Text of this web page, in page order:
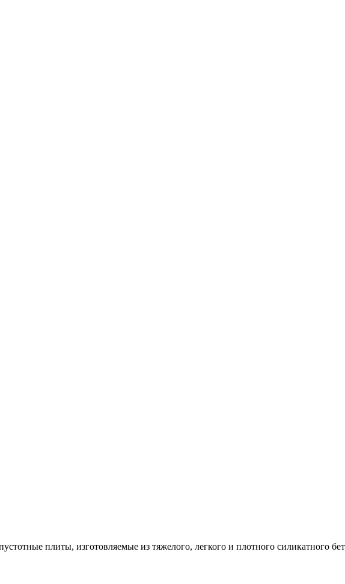
плиты, изготовляемые из тяжелого, легкого и плотного силикатного